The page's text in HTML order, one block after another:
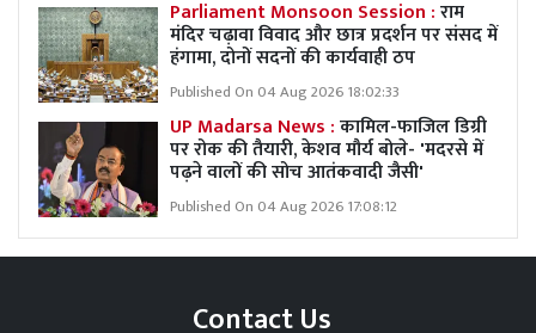
Parliament Monsoon Session :राम
मंदिर चढ़ावा विवाद और छात्र प्रदर्शन पर संसद में
हंगामा, दोनों सदनों की कार्यवाही ठप
Published On 04 Aug 2026 18:02:33
UP Madarsa News :कामिल-फाजिल डिग्री
पर रोक की तैयारी, केशव मौर्य बोले- 'मदरसे में
पढ़ने वालों की सोच आतंकवादी जैसी'
Published On 04 Aug 2026 17:08:12
Contact Us